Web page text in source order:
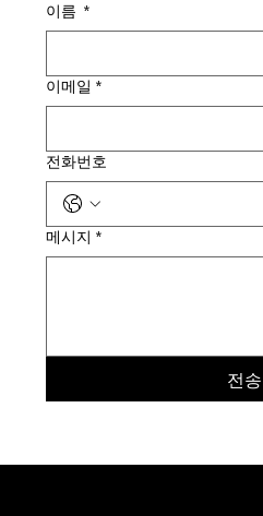
이름 *
이메일 *
전화번호
메시지 *
전송